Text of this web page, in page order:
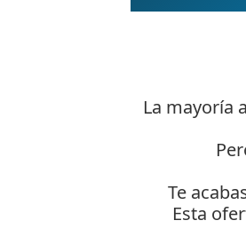
La mayoría
Te
Esta